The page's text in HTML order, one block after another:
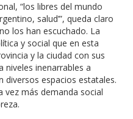
“los libres del mundo
salud’”, queda claro
los han escuchado. La
y social que en esta
y la ciudad con sus
niveles inenarrables a
diversos espacios estatales.
vez más demanda social